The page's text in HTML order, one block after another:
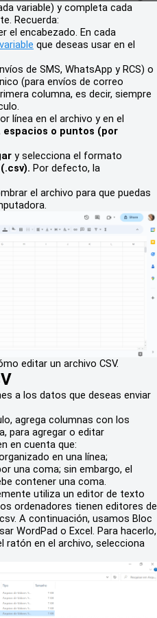
variable) y completa cada
Recuerda:
el encabezado. En cada
variable que deseas usar en el
de SMS, WhatsApp y RCS) o
(para envíos de correo
columna, es decir, siempre
línea en el archivo y en el
espacios o puntos (por
y selecciona el formato
Por defecto, la
el archivo para que puedas
editar un archivo CSV.
a los datos que deseas enviar
agrega columnas con los
para agregar o editar
en cuenta que:
en una línea;
una coma; sin embargo, el
contener una coma.
utiliza un editor de texto
ordenadores tienen editores de
A continuación, usamos Bloc
WordPad o Excel. Para hacerlo,
ratón en el archivo, selecciona